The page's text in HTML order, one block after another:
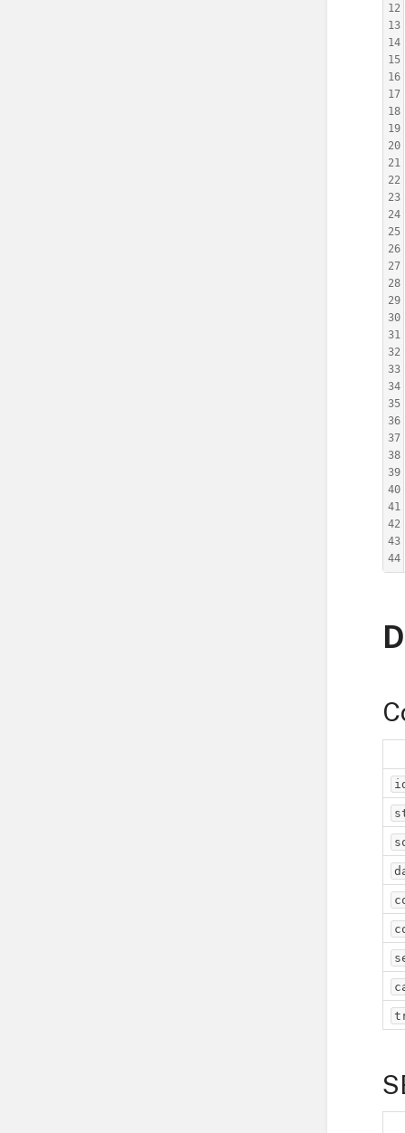
12
13
14
15
16
17
18
19
20
21
22
23
24
25
26
27
28
29
30
31
32
33
34
35
36
37
38
39
40
41
42
43
44